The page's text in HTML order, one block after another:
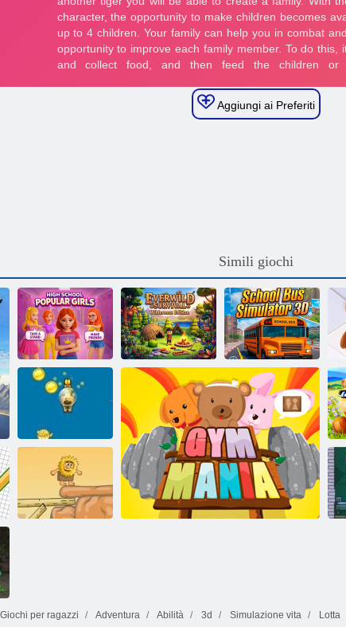
Aggiungi ai Preferiti
Simili giochi
Ragazze
popolari delle
scuole superiori
Sopravvivenza
nella natura
eterna
Simulatore di
scuolabus 3D
Immersione da
cagnolino
Giochi per ragazzi Adventura Abilità 3d Simulazione vita Lotta